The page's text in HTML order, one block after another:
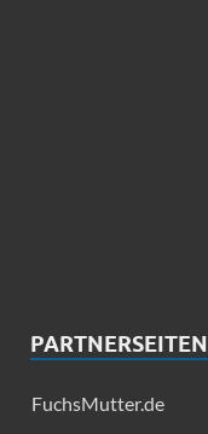
PARTNERSEITEN
FuchsMutter.de